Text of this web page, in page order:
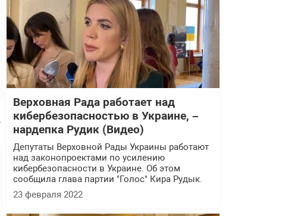
Верховная Рада работает над
кибербезопасностью в Украине, –
нардепка Рудик (Видео)
Депутаты Верховной Рады Украины работают
над законопроектами по усилению
кибербезопасности в Украине. Об этом
сообщила глава партии "Голос" Кира Рудык.
23 февраля 2022